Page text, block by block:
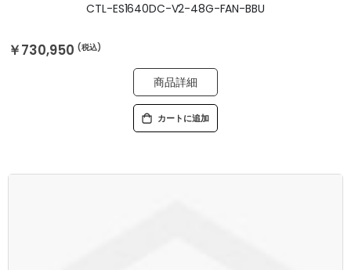
CTL-ES1640DC-V2-48G-FAN-BBU
￥730,950
商品詳細
カートに追加